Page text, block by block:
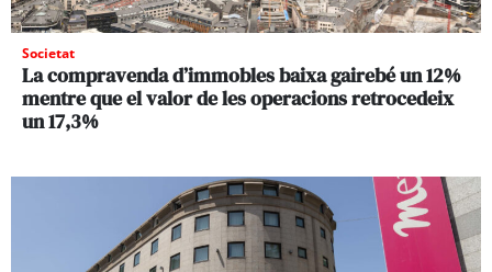
Societat
La compravenda d’immobles baixa gairebé un 12%
mentre que el valor de les operacions retrocedeix
un 17,3%